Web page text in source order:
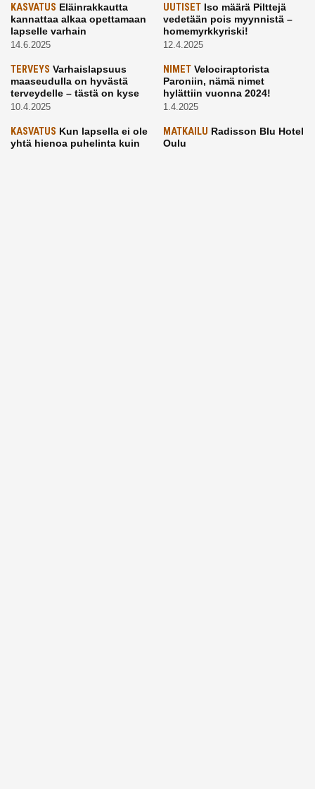
KASVATUS Eläinrakkautta
kannattaa alkaa opettamaan
lapselle varhain
14.6.2025
UUTISETIso määrä Pilttejä
vedetään pois myynnistä –
homemyrkkyriski!
12.4.2025
TERVEYS Varhaislapsuus
maaseudulla on hyvästä
terveydelle – tästä on kyse
10.4.2025
NIMETVelociraptorista
Paroniin, nämä nimet
hylättiin vuonna 2024!
1.4.2025
KASVATUS Kun lapsella ei ole
yhtä hienoa puhelinta kuin
MATKAILU Radisson Blu Hotel
Oulu